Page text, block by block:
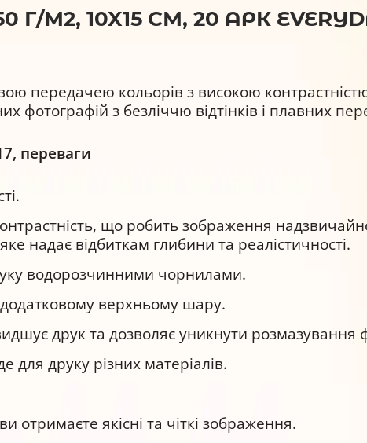
М2, 10X15 СМ, 20 АРК
передачею кольорів з високою
фотографій з безліччю відтінків і плавних
переваги
що робить зображення
яке надає відбиткам глибини та реалістичності.
водорозчинними чорнилами.
додатковому верхньому шару.
друк та дозволяє уникнути розмазування
для друку різних матеріалів.
отримаєте якісні та чіткі зображення.